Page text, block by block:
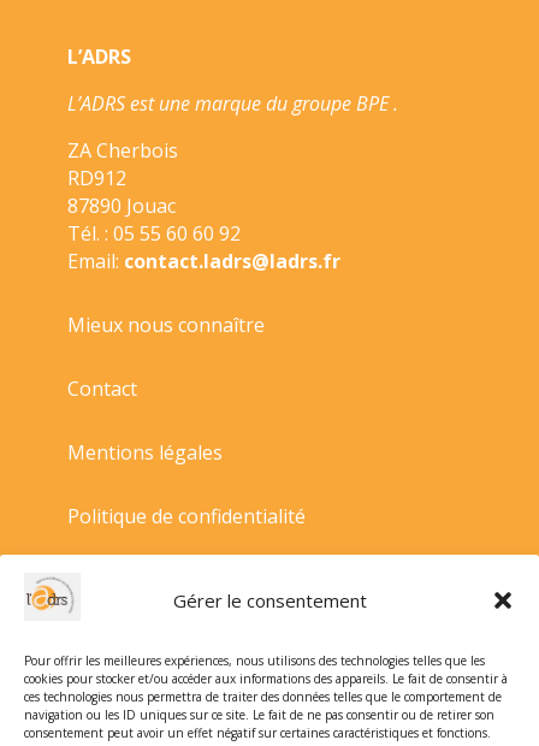
Gérer le consentement
Pour offrir les meilleures expériences, nous utilisons des technologies telles que les
cookies pour stocker et/ou accéder aux informations des appareils. Le fait de consentir à
ces technologies nous permettra de traiter des données telles que le comportement de
navigation ou les ID uniques sur ce site. Le fait de ne pas consentir ou de retirer son
consentement peut avoir un effet négatif sur certaines caractéristiques et fonctions.
NATURE
BALADE/ARTEMIS/
L’ADRS
L’ADRS est une marque du groupe BPE .
ZA Cherbois
RD912
87890 Jouac
Tél. : 05 55 60 60 92
Email: contact.ladrs@ladrs.fr
Mieux nous connaître
Contact
Mentions légales
Politique de confidentialité
Politique de cookies